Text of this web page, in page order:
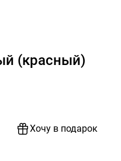
(красный)
Хочу в подарок